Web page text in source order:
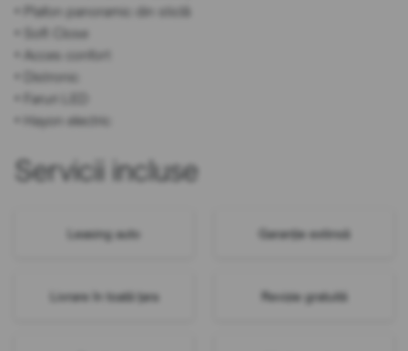
• Plafon panoramic din sticlă
• Soft Close
• Acces confort
• Distronic
• Faruri LED
• Hayon electric
Servicii incluse
Leasing auto Garanție extinsă
Livrare în toată țara Revizie gratuită